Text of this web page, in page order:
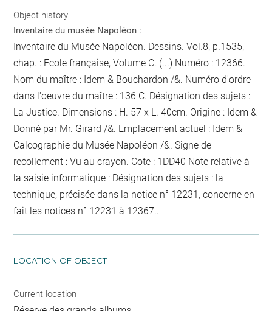
Object history
Inventaire du musée Napoléon :
Inventaire du Musée Napoléon. Dessins. Vol.8, p.1535,
chap. : Ecole française, Volume C. (...) Numéro : 12366.
Nom du maître : Idem & Bouchardon /&. Numéro d'ordre
dans l'oeuvre du maître : 136 C. Désignation des sujets :
La Justice. Dimensions : H. 57 x L. 40cm. Origine : Idem &
Donné par Mr. Girard /&. Emplacement actuel : Idem &
Calcographie du Musée Napoléon /&. Signe de
recollement :Vu au crayon. Cote : 1DD40 Note relative à
la saisie informatique : Désignation des sujets : la
technique, précisée dans la notice n° 12231, concerne en
fait les notices n° 12231 à 12367..
LOCATION OF OBJECT
Current location